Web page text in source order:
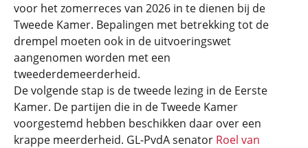
voor het zomerreces van 2026 in te dienen bij de
Tweede Kamer. Bepalingen met betrekking tot de
drempel moeten ook in de uitvoeringswet
aangenomen worden met een
tweederdemeerderheid.
De volgende stap is de tweede lezing in de Eerste
Kamer. De partijen die in de Tweede Kamer
voorgestemd hebben beschikken daar over een
krappe meerderheid. GL-PvdA senator Roel van